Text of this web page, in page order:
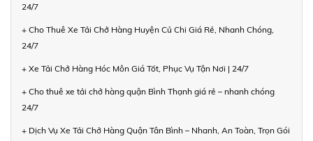
24/7
+ Cho Thuê Xe Tải Chở Hàng Huyện Củ Chi Giá Rẻ, Nhanh Chóng,
24/7
+ Xe Tải Chở Hàng Hóc Môn Giá Tốt, Phục Vụ Tận Nơi | 24/7
+ Cho thuê xe tải chở hàng quận Bình Thạnh giá rẻ – nhanh chóng
24/7
+ Dịch Vụ Xe Tải Chở Hàng Quận Tân Bình – Nhanh, An Toàn, Trọn Gói